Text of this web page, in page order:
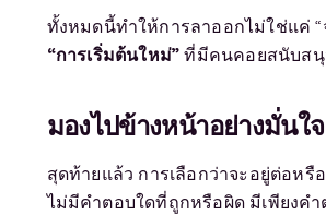
ทั้งหมดนี้ทำให้การลาออกไม่ใช่แค่ “
“การเริ่มต้นใหม่” ที่มีคนคอยสนับสนุ
มองไปข้างหน้าอย่างมั่นใจ
สุดท้ายแล้ว การเลือกว่าจะอยู่ต่อหรื
ไม่มีคำตอบใดที่ถูกหรือผิด มีเพียงค